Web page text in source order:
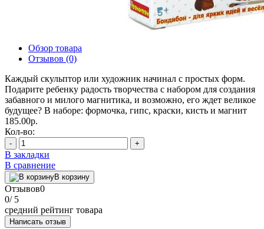
Обзор товара
Отзывов (0)
Каждый скульптор или художник начинал с простых форм.
Подарите ребенку радость творчества с набором для создания
забавного и милого магнитика, и возможно, его ждет великое
будущее? В наборе: формочка, гипс, краски, кисть и магнит
185.00р.
Кол-во:
- +
В закладки
В сравнение
В корзину
Отзывов0
0/ 5
средний рейтинг товара
Написать отзыв